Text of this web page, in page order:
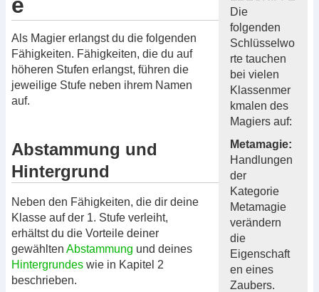
Die
folgenden
Schlüsselwo
rte tauchen
bei vielen
Klassenmer
kmalen des
Magiers auf:
Metamagie:
Handlungen
der
Kategorie
Metamagie
verändern
die
Eigenschaft
en eines
Zaubers.
e
Als Magier erlangst du die folgenden
Fähigkeiten. Fähigkeiten, die du auf
höheren Stufen erlangst, führen die
jeweilige Stufe neben ihrem Namen
auf.
Abstammung und
Hintergrund
Neben den Fähigkeiten, die dir deine
Klasse auf der 1. Stufe verleiht,
erhältst du die Vorteile deiner
gewählten Abstammung und deines
Hintergrundes wie in Kapitel 2
beschrieben.